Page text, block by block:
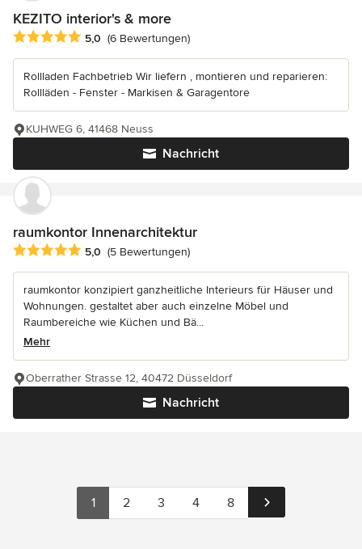
KEZITO interior's & more
Durchschnittliche Bewertung: 5 von 5 Sternen
5,0 (6 Bewertungen)
Rollladen Fachbetrieb Wir liefern , montieren und reparieren:
Rollläden - Fenster - Markisen & Garagentore
Nachricht
KUHWEG 6, 41468 Neuss
raumkontor Innenarchitektur
Durchschnittliche Bewertung: 5 von 5 Sternen
5,0 (5 Bewertungen)
raumkontor konzipiert ganzheitliche Interieurs für Häuser und
Wohnungen. gestaltet aber auch einzelne Möbel und
Raumbereiche wie Küchen und Bä...
Mehr
Nachricht
Oberrather Strasse 12, 40472 Düsseldorf
1 2 3 4 8